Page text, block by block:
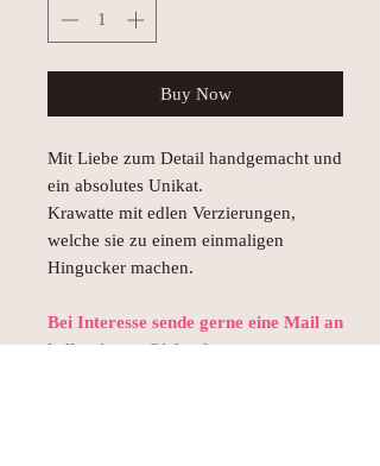
Buy Now
Mit Liebe zum Detail handgemacht und
ein absolutes Unikat.
Krawatte mit edlen Verzierungen,
welche sie zu einem einmaligen
Hingucker machen.
Bei Interesse sende gerne eine Mail an
hellomissyos@icloud.com.